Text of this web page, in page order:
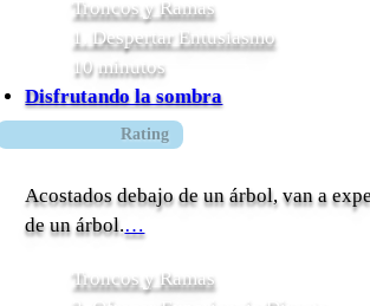
Troncos y Ramas
1. Despertar Entusiasmo
10 minutos
Disfrutando la sombra
Rating
Acostados debajo de un árbol, van a
de un árbol.…
Troncos y Ramas